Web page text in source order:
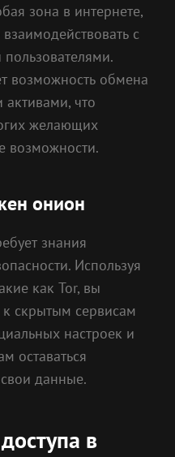
зона в интернете,
с
возможность обмена
активами, что
желающих
возможности.
онион
знания
Используя
как Tor, вы
к скрытым сервисам
настроек и
оставаться
данные.
в